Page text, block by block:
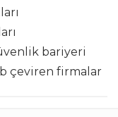
bariyeri
çeviren firmalar